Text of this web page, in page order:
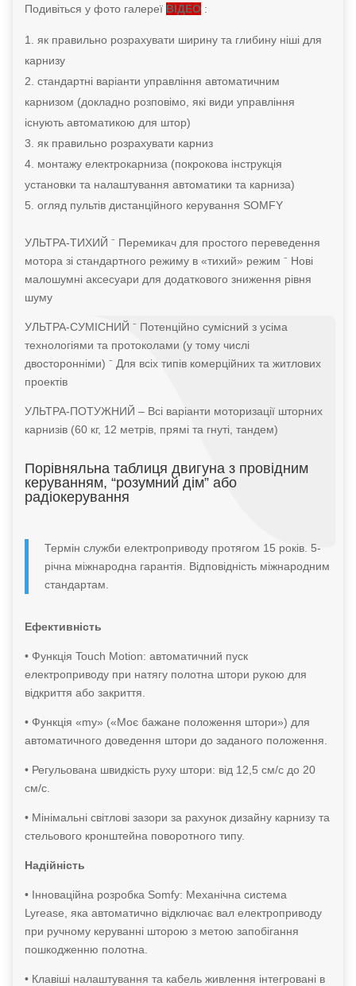
Подивіться у фото галереї ВІДЕО:
як правильно розрахувати ширину та глибину ніші для
карнизу
стандартні варіанти управління автоматичним
карнизом (докладно розповімо, які види управління
існують автоматикою для штор)
як правильно розрахувати карниз
монтажу електрокарниза (покрокова інструкція
установки та налаштування автоматики та карниза)
огляд пультів дистанційного керування SOMFY
УЛЬТРА-ТИХИЙ ⁻ Перемикач для простого переведення
мотора зі стандартного режиму в «тихий» режим ⁻ Нові
малошумні аксесуари для додаткового зниження рівня
шуму
УЛЬТРА-СУМІСНИЙ ⁻ Потенційно сумісний з усіма
технологіями та протоколами (у тому числі
двосторонніми) ⁻ Для всіх типів комерційних та житлових
проектів
УЛЬТРА-ПОТУЖНИЙ ‒ Всі варіанти моторизації шторних
карнизів (60 кг, 12 метрів, прямі та гнуті, тандем)
Порівняльна таблиця двигуна з провідним
керуванням, “розумний дім” або
радіокерування
Термін служби електроприводу протягом 15 років. 5-
річна міжнародна гарантія. Відповідність міжнародним
стандартам.
Ефективність
• Функція Touch Motion: автоматичний пуск
електроприводу при натягу полотна штори рукою для
відкриття або закриття.
• Функція «my» («Моє бажане положення штори») для
автоматичного доведення штори до заданого положення.
• Регульована швидкість руху штори: від 12,5 см/с до 20
см/с.
• Мінімальні світлові зазори за рахунок дизайну карнизу та
стельового кронштейна поворотного типу.
Надійність
• Інноваційна розробка Somfy: Механічна система
Lyrease, яка автоматично відключає вал електроприводу
при ручному керуванні шторою з метою запобігання
пошкодженню полотна.
• Клавіші налаштування та кабель живлення інтегровані в